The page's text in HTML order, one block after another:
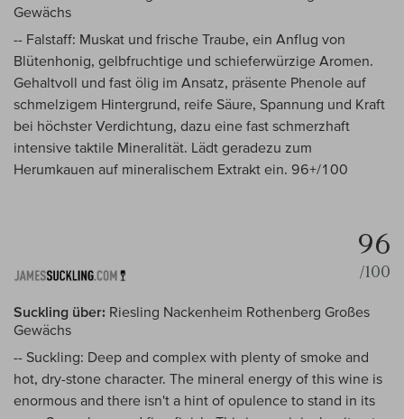
Gewächs
-- Falstaff: Muskat und frische Traube, ein Anflug von
Blütenhonig, gelbfruchtige und schieferwürzige Aromen.
Gehaltvoll und fast ölig im Ansatz, präsente Phenole auf
schmelzigem Hintergrund, reife Säure, Spannung und Kraft
bei höchster Verdichtung, dazu eine fast schmerzhaft
intensive taktile Mineralität. Lädt geradezu zum
Herumkauen auf mineralischem Extrakt ein. 96+/100
96
/100
Suckling über: Riesling Nackenheim Rothenberg Großes
Gewächs
-- Suckling: Deep and complex with plenty of smoke and
hot, dry-stone character. The mineral energy of this wine is
enormous and there isn't a hint of opulence to stand in its